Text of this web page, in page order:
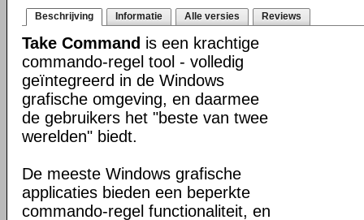
Beschrijving Informatie Alle versies Reviews
Take Command is een krachtige
commando-regel tool - volledig
geïntegreerd in de Windows
grafische omgeving, en daarmee
de gebruikers het "beste van twee
werelden" biedt.
De meeste Windows grafische
applicaties bieden een beperkte
commando-regel functionaliteit, en